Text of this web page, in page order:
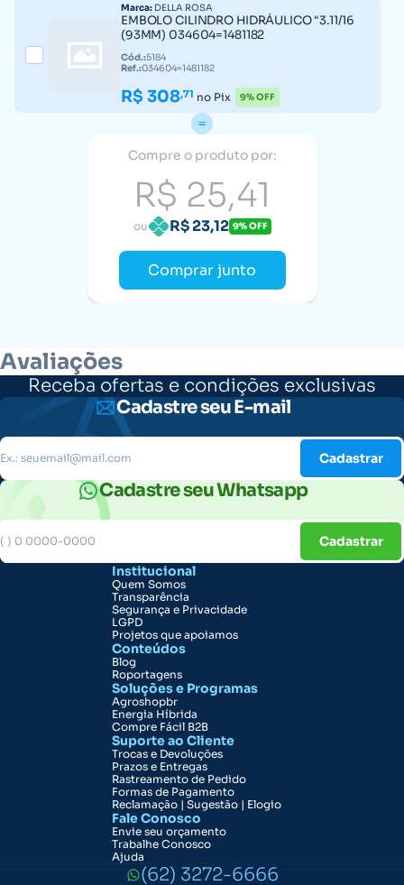
Marca: DELLA ROSA
EMBOLO CILINDRO HIDRÁULICO "3.11/16
(93MM) 034604=1481182
Cód.:5184
Ref.:034604=1481182
R$ 308,71 no Pix 9% OFF
Compre o produto por:
R$ 25,41
ou R$ 23,12 9% OFF
Comprar junto
Avaliações
Receba ofertas e condições exclusivas
Cadastre seu E-mail
Cadastrar
Cadastre seu Whatsapp
Cadastrar
Institucional
Quem Somos
Transparência
Segurança e Privacidade
LGPD
Projetos que apoiamos
Conteúdos
Blog
Roportagens
Soluções e Programas
Agroshopbr
Energia Híbrida
Compre Fácil B2B
Suporte ao Cliente
Trocas e Devoluções
Prazos e Entregas
Rastreamento de Pedido
Formas de Pagamento
Reclamação | Sugestão | Elogio
Fale Conosco
Envie seu orçamento
Trabalhe Conosco
Ajuda
(62) 3272-6666